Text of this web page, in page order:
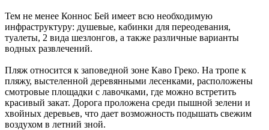
Тем не менее Коннос Бей имеет всю необходимую
инфраструктуру: душевые, кабинки для переодевания,
туалеты, 2 вида шезлонгов, а также различные варианты
водных развлечений.
Пляж относится к заповедной зоне Каво Греко. На тропе к
пляжу, выстеленной деревянными лесенками, расположены
смотровые площадки с лавочками, где можно встретить
красивый закат. Дорога проложена среди пышной зелени и
хвойных деревьев, что дает возможность подышать свежим
воздухом в летний зной.